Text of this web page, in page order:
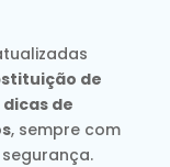
de
de
, sempre com